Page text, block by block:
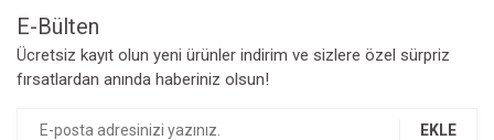
E-Bülten
Ücretsiz kayıt olun yeni ürünler indirim ve sizlere özel sürpriz
fırsatlardan anında haberiniz olsun!
EKLE